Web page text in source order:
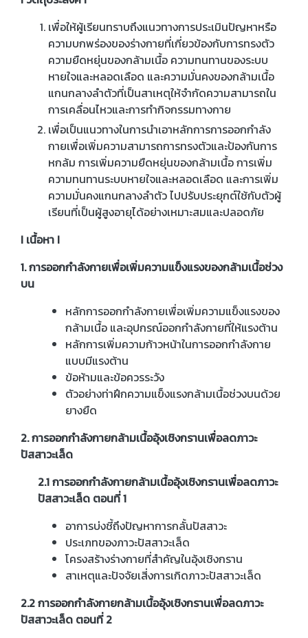
เพื่อให้ผู้เรียนทราบถึงแนวทางการประเมินปัญหาหรือ
ความบกพร่องของร่างกายที่เกี่ยวข้องกับการทรงตัว
ความยืดหยุ่นของกล้ามเนื้อ ความทนทานของระบบ
หายใจและหลอดเลือด และความมั่นคงของกล้ามเนื้อ
แกนกลางลำตัวที่เป็นสาเหตุให้จำกัดความสามารถใน
การเคลื่อนไหวและการทำกิจกรรมทางกาย
เพื่อเป็นแนวทางในการนำเอาหลักการการออกกำลัง
กายเพื่อเพิ่มความสามารถการทรงตัวและป้องกันการ
หกล้ม การเพิ่มความยืดหยุ่นของกล้ามเนื้อ การเพิ่ม
ความทนทานระบบหายใจและหลอดเลือด และการเพิ่ม
ความมั่นคงแกนกลางลำตัว ไปปรับประยุกต์ใช้กับตัวผู้
เรียนที่เป็นผู้สูงอายุได้อย่างเหมาะสมและปลอดภัย
I เนื้อหา I
1. การออกกำลังกายเพื่อเพิ่มความแข็งแรงของกล้ามเนื้อช่วง
บน
หลักการออกกำลังกายเพื่อเพิ่มความแข็งแรงของ
กล้ามเนื้อ และอุปกรณ์ออกกำลังกายที่ให้แรงต้าน
หลักการเพิ่มความก้าวหน้าในการออกกำลังกาย
แบบมีแรงต้าน
ข้อห้ามและข้อควรระวัง
ตัวอย่างท่าฝึกความแข็งแรงกล้ามเนื้อช่วงบนด้วย
ยางยืด
2. การออกกำลังกายกล้ามเนื้ออุ้งเชิงกรานเพื่อลดภาวะ
ปัสสาวะเล็ด
2.1 การออกกำลังกายกล้ามเนื้ออุ้งเชิงกรานเพื่อลดภาวะ
ปัสสาวะเล็ด ตอนที่ 1
อาการบ่งชี้ถึงปัญหาการกลั้นปัสสาวะ
ประเภทของภาวะปัสสาวะเล็ด
โครงสร้างร่างกายที่สำคัญในอุ้งเชิงกราน
สาเหตุและปัจจัยเสี่งการเกิดภาวะปัสสาวะเล็ด
2.2 การออกกำลังกายกล้ามเนื้ออุ้งเชิงกรานเพื่อลดภาวะ
ปัสสาวะเล็ด ตอนที่ 2